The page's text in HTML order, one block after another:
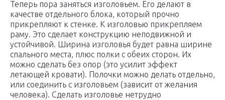
Теперь пора заняться изголовьем. Его делают в
качестве отдельного блока, который прочно
прикрепляют к стенке. К изголовью прикрепляем
раму. Это сделает конструкцию неподвижной и
устойчивой. Ширина изголовья будет равна ширине
спального места, плюс полки с обеих сторон. Их
можно сделать без опор (это усилит эффект
летающей кровати). Полочки можно делать отдельно,
или соединить с изголовьем (зависит от желания
человека). Сделать изголовье нетрудно